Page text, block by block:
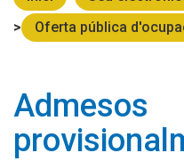
Oferta pública
Admesos